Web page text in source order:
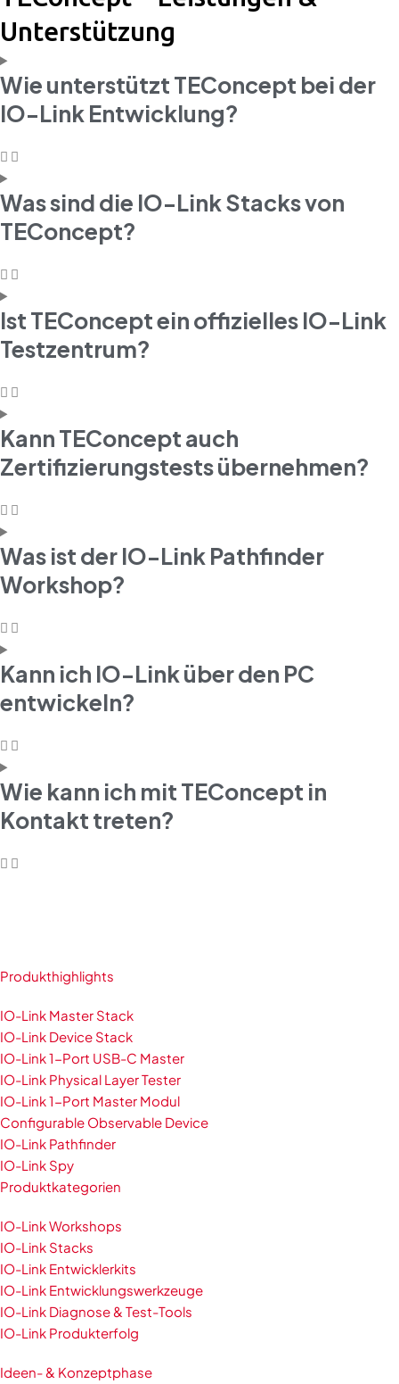
Unterstützung
Wie unterstützt TEConcept bei der
IO-Link Entwicklung?
Was sind die IO-Link Stacks von
TEConcept?
Ist TEConcept ein offizielles IO-Link
Testzentrum?
Kann TEConcept auch
Zertifizierungstests übernehmen?
Was ist der IO-Link Pathfinder
Workshop?
Kann ich IO-Link über den PC
entwickeln?
Wie kann ich mit TEConcept in
Kontakt treten?
Produkthighlights
IO-Link Master Stack
IO-Link Device Stack
IO-Link 1-Port USB-C Master
IO-Link Physical Layer Tester
IO-Link 1-Port Master Modul
Configurable Observable Device
IO-Link Pathfinder
IO-Link Spy
Produktkategorien
IO-Link Workshops
IO-Link Stacks
IO-Link Entwicklerkits
IO-Link Entwicklungswerkzeuge
IO-Link Diagnose & Test-Tools
IO-Link Produkterfolg
Ideen- & Konzeptphase